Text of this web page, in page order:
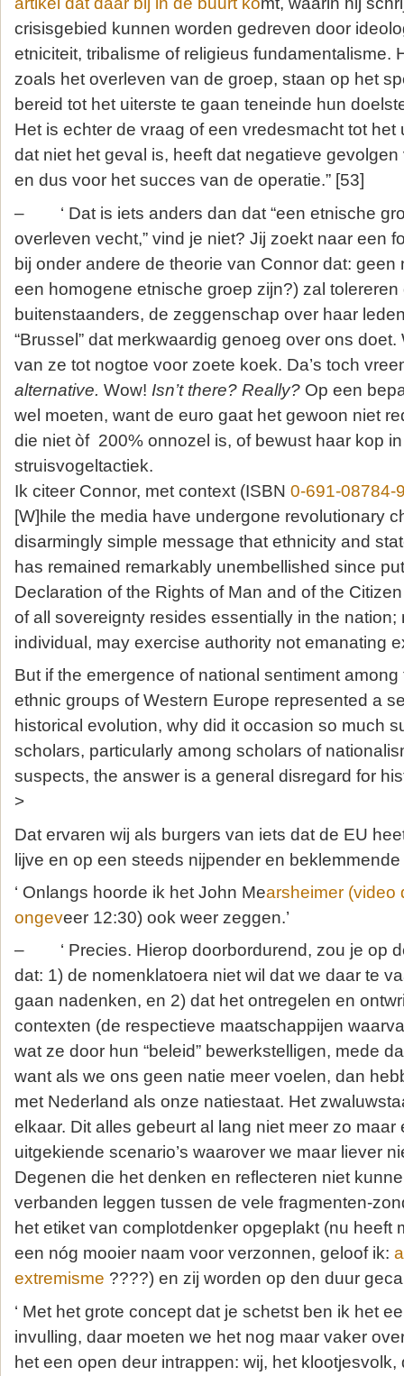
crisisgebied kunnen worden gedreven door
etniciteit, tribalisme of religieus fundamentalisme.
zoals het overleven van de groep, staan op het
bereid tot het uiterste te gaan teneinde hun
Het is echter de vraag of een vredesmacht tot het
dat niet het geval is, heeft dat negatieve
en dus voor het succes van de operatie.” [53]
– ‘ Dat is iets anders dan dat “een etnische
overleven vecht,” vind je niet? Jij zoekt naar een
bij onder andere de theorie van Connor dat: geen
een homogene etnische groep zijn?) zal
buitenstaanders, de zeggenschap over haar
“Brussel” dat merkwaardig genoeg over ons
van ze tot nogtoe voor zoete koek. Da’s toch
alternative. Wow! Isn’t there? Really? Op een
wel moeten, want de euro gaat het gewoon niet
die niet òf 200% onnozel is, of bewust haar kop
struisvogeltactiek.
Ik citeer Connor, met context (ISBN 0-691-08784-
[W]hile the media have undergone revolutionary
disarmingly simple message that ethnicity and
has remained remarkably unembellished since
Declaration of the Rights of Man and of the
of all sovereignty resides essentially in the nation;
individual, may exercise authority not emanating
But if the emergence of national sentiment
ethnic groups of Western Europe represented a
historical evolution, why did it occasion so much
scholars, particularly among scholars of
suspects, the answer is a general disregard for
>
Dat ervaren wij als burgers van iets dat de EU
lijve en op een steeds nijpender en beklemmende
‘ Onlangs hoorde ik het John Mearsheimer (video
ongeveer 12:30) ook weer zeggen.’
– ‘ Precies. Hierop doorbordurend, zou je op
dat: 1) de nomenklatoera niet wil dat we daar te
gaan nadenken, en 2) dat het ontregelen en
contexten (de respectieve maatschappijen
wat ze door hun “beleid” bewerkstelligen, mede
want als we ons geen natie meer voelen, dan
met Nederland als onze natiestaat. Het
elkaar. Dit alles gebeurt al lang niet meer zo maar
uitgekiende scenario’s waarover we maar liever
Degenen die het denken en reflecteren niet
verbanden leggen tussen de vele fragmenten-
het etiket van complotdenker opgeplakt (nu heeft
een nóg mooier naam voor verzonnen, geloof ik:
extremisme ????) en zij worden op den duur
‘ Met het grote concept dat je schetst ben ik het
invulling, daar moeten we het nog maar vaker
het een open deur intrappen: wij, het